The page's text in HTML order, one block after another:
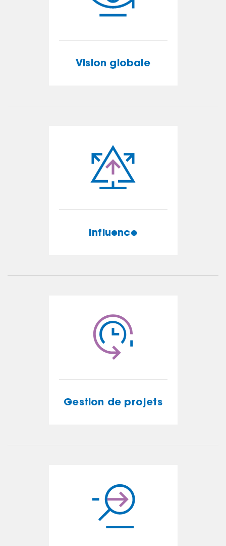
Vision globale
Vision globale
EN SAVOIR PLUS
Influence
Influence
EN SAVOIR PLUS
Gestion de projets
Gestion de projets
EN SAVOIR PLUS